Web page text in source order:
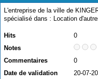
L'entreprise de la ville de
spécialisé dans : Location
Hits
0
Notes
Commentaires
0
Date de validation
20-07-